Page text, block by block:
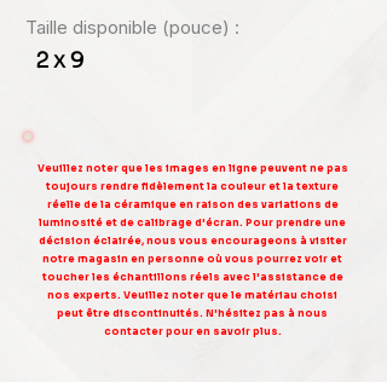
Taille disponible (pouce) :
2 x 9
Veuillez noter que les images en ligne peuvent ne pas
toujours rendre fidèlement la couleur et la texture
réelle de la céramique en raison des variations de
luminosité et de calibrage d'écran. Pour prendre une
décision éclairée, nous vous encourageons à visiter
notre magasin en personne où vous pourrez voir et
toucher les échantillons réels avec l'assistance de
nos experts. Veuillez noter que le matériau choisi
peut être discontinuités. N'hésitez pas à nous
contacter pour en savoir plus.